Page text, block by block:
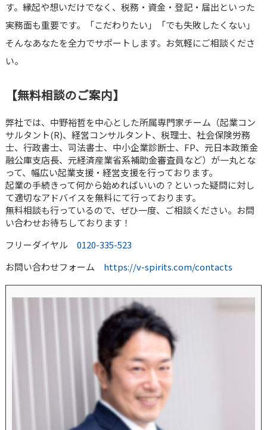
す。縁起や想いだけでなく、税務・資金・登記・届出といった
実務面も重要です。「こだわりたい」「でも失敗したくない」
そんなあなたを全力でサポートします。お気軽にご相談くださ
い。
【無料相談のご案内】
弊社では、中野裕哲を中心とした所属専門家チーム（起業コン
サルタント(R)、経営コンサルタント、税理士、社会保険労務
士、行政書士、司法書士、中小企業診断士、FP、元日本政策金
融公庫支店長、元経済産業省系補助金審査員など）が一丸とな
って、幅広い起業支援・経営支援を行っております。
起業の手続きって何から始めればいいの？といった疑問に対し
て適切なアドバイスを無料にて行っております。
無料相談も行っているので、ぜひ一度、ご相談ください。お問
い合わせお待ちしております！
フリーダイヤル 0120-335-523
お問い合わせフォーム https://v-spirits.com/contacts